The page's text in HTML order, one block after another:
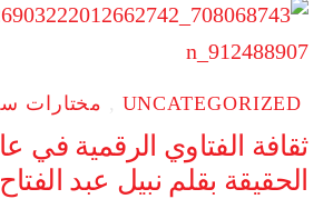
UNCATEGORIZED
, مختارات
ثقافة الفتاوي الرقمية في
الحقيقة بقلم نبيل عبد الفتاح